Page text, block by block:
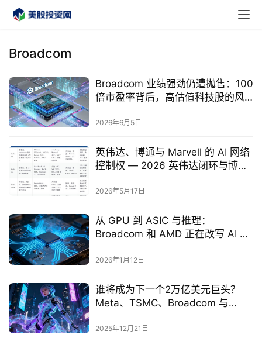
首
页
美
A
P
P
下
Broadcom
Broadcom 业绩强劲仍遭抛售：100
倍市盈率背后，高估值科技股的风
2026年6月5日
英伟达、博通与 Marvell 的 AI 网络
控制权 — 2026 英伟达闭环与博通
2026年5月17日
从 GPU 到 ASIC 与推理：
Broadcom 和 AMD 正在改写 AI 芯
2026年1月12日
谁将成为下一个2万亿美元巨头？
Meta、TSMC、Broadcom 与
2025年12月21日